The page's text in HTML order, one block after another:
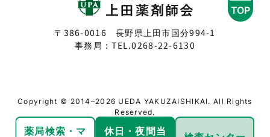
薬局検索・ マ 休日・夜間当
TOP
〒386-0016 長野県上田市国分994-1
事務局：TEL.0268-22-6130
Copyright © 2014–2026 UEDA YAKUZAISHIKAI. All Rights
Reserved.